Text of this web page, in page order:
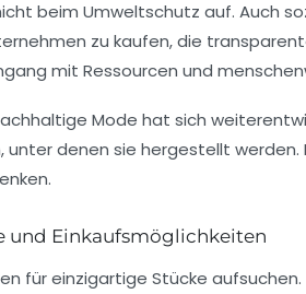
beim Umweltschutz auf. Auch
zu kaufen, die
mit Ressourcen und
Mode hat sich
unter denen sie hergestellt
und Einkaufsmöglichkeiten
für einzigartige Stücke aufsuchen.